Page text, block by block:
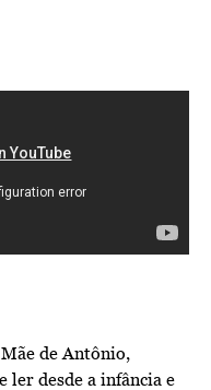
de Antônio,
ler desde a infância e